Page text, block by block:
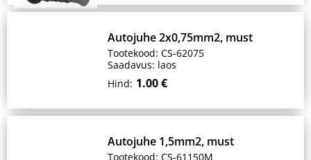
Autojuhe 2x0,75mm2, must
Tootekood: CS-62075
Saadavus: laos
Hind: 1.00 €
Autojuhe 1,5mm2, must
Tootekood: CS-61150M